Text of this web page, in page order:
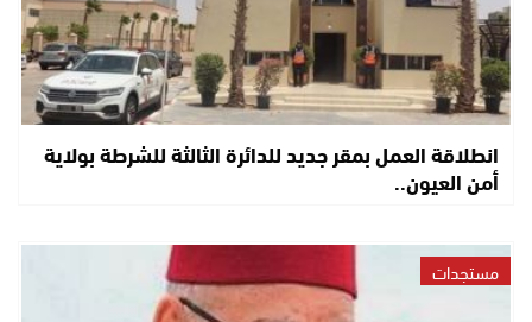
انطلاقة العمل بمقر جديد للدائرة الثالثة للشرطة بولاية
أمن العيون..
مستجدات